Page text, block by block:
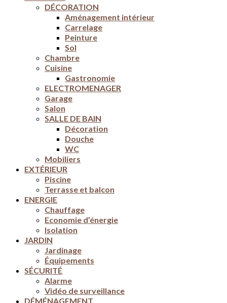
DÉCORATION
Aménagement intérieur
Carrelage
Peinture
Sol
Chambre
Cuisine
Gastronomie
ELECTROMENAGER
Garage
Salon
SALLE DE BAIN
Décoration
Douche
WC
Mobiliers
EXTÉRIEUR
Piscine
Terrasse et balcon
ENERGIE
Chauffage
Economie d’énergie
Isolation
JARDIN
Jardinage
Équipements
SÉCURITÉ
Alarme
Vidéo de surveillance
DÉMÉNAGEMENT